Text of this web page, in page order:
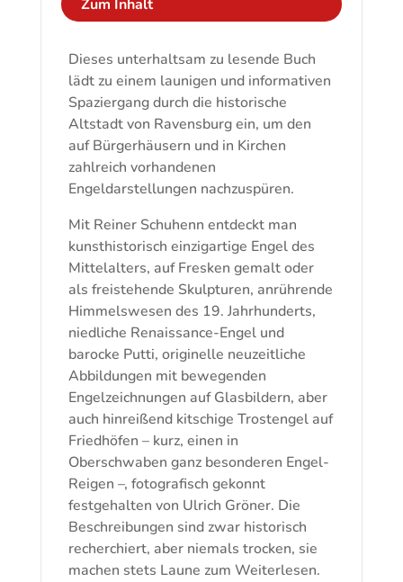
Zum Inhalt
Dieses unterhaltsam zu lesende Buch
lädt zu einem launigen und informativen
Spaziergang durch die historische
Altstadt von Ravensburg ein, um den
auf Bürgerhäusern und in Kirchen
zahlreich vorhandenen
Engeldarstellungen nachzuspüren.
Mit Reiner Schuhenn entdeckt man
kunsthistorisch einzigartige Engel des
Mittelalters, auf Fresken gemalt oder
als freistehende Skulpturen, anrührende
Himmelswesen des 19. Jahrhunderts,
niedliche Renaissance-Engel und
barocke Putti, originelle neuzeitliche
Abbildungen mit bewegenden
Engelzeichnungen auf Glasbildern, aber
auch hinreißend kitschige Trostengel auf
Friedhöfen – kurz, einen in
Oberschwaben ganz besonderen Engel-
Reigen –, fotografisch gekonnt
festgehalten von Ulrich Gröner. Die
Beschreibungen sind zwar historisch
recherchiert, aber niemals trocken, sie
machen stets Laune zum Weiterlesen.